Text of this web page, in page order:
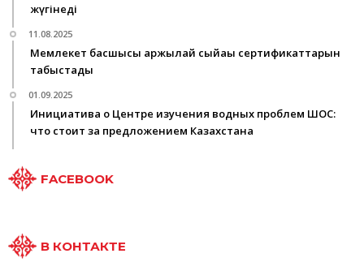
жүгінеді
11.08.2025
Мемлекет басшысы қаржылай сыйақы сертификаттарын
табыстады
01.09.2025
Инициатива о Центре изучения водных проблем ШОС:
что стоит за предложением Казахстана
FACEBOOK
В КОНТАКТЕ